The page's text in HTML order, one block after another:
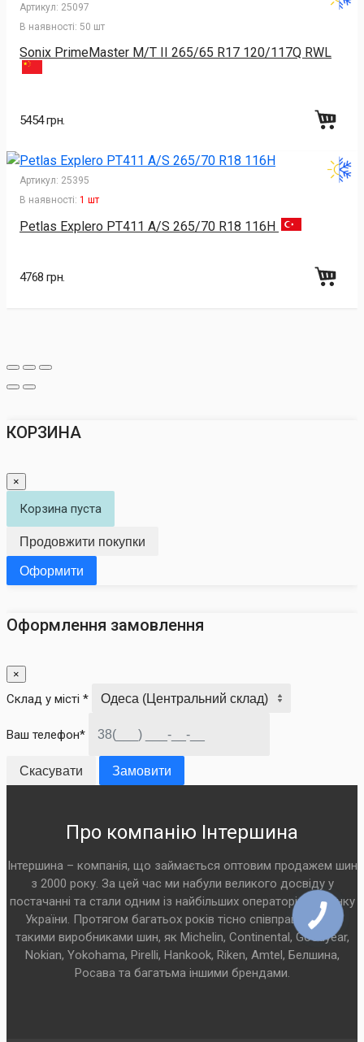
Артикул: 25097
В наявності: 50 шт
Sonix PrimeMaster M/T II 265/65 R17 120/117Q RWL
5454 грн.
Артикул: 25395
В наявності: 1 шт
Petlas Explero PT411 A/S 265/70 R18 116H
4768 грн.
КОРЗИНА
×
Корзина пуста
Продовжити покупки
Оформити
Оформлення замовлення
×
Склад у місті *
Ваш телефон*
Скасувати Замовити
Про компанію Інтершина
Інтершина – компанія, що займається оптовим продажем шин
з 2000 року. За цей час ми набули великого досвіду у
постачанні та стали одним із найбільших операторів на ринку
України. Протягом багатьох років тісно співпрацюємо з
такими виробниками шин, як Michelin, Continental, Goodyear,
Nokian, Yokohama, Pirelli, Hankook, Riken, Amtel, Белшина,
Росава та багатьма іншими брендами.